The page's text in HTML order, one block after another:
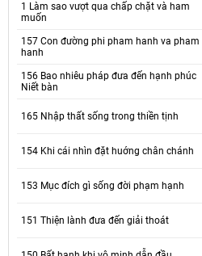
1 Làm sao vượt qua chấp chặt và ham
muốn
157 Con đường phi pham hanh va pham
hanh
156 Bao nhiêu pháp đưa đến hạnh phúc
Niết bàn
165 Nhập thất sống trong thiền tịnh
154 Khi cái nhìn đặt huớng chân chánh
153 Mục đích gì sống đời phạm hạnh
151 Thiện lành đưa đến giải thoát